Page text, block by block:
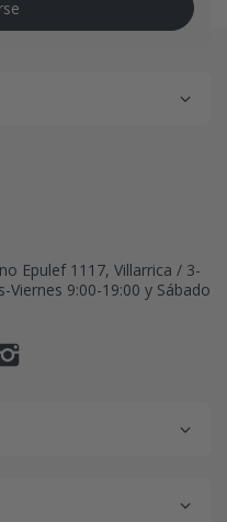
Epulef 1117, Villarrica / 3-
Viernes 9:00-19:00 y Sábado